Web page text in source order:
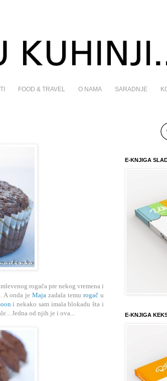
FOOD & TRAVEL O NAMA SARADNJE
rogača pre nekog vremena i
A onda jeMaja zadala temurogač u
i nekako sam imala blokadu šta i
Jedna od njih je i ova...
E-KNJIGA
E-KNJIGA